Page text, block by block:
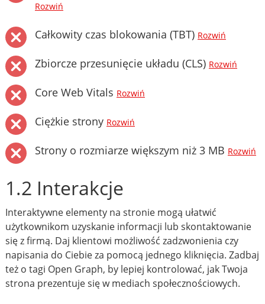
Rozwiń
Całkowity czas blokowania (TBT) Rozwiń
Zbiorcze przesunięcie układu (CLS) Rozwiń
Core Web Vitals Rozwiń
Ciężkie strony Rozwiń
Strony o rozmiarze większym niż 3 MB Rozwiń
1.2 Interakcje
Interaktywne elementy na stronie mogą ułatwić
użytkownikom uzyskanie informacji lub skontaktowanie
się z firmą. Daj klientowi możliwość zadzwonienia czy
napisania do Ciebie za pomocą jednego kliknięcia. Zadbaj
też o tagi Open Graph, by lepiej kontrolować, jak Twoja
strona prezentuje się w mediach społecznościowych.